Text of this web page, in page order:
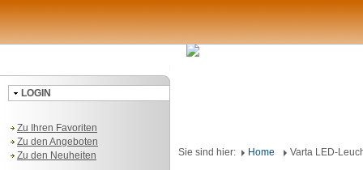
LOGIN
Zu Ihren Favoriten
Zu den Angeboten
Zu den Neuheiten
Sie sind hier: Home Varta LED-